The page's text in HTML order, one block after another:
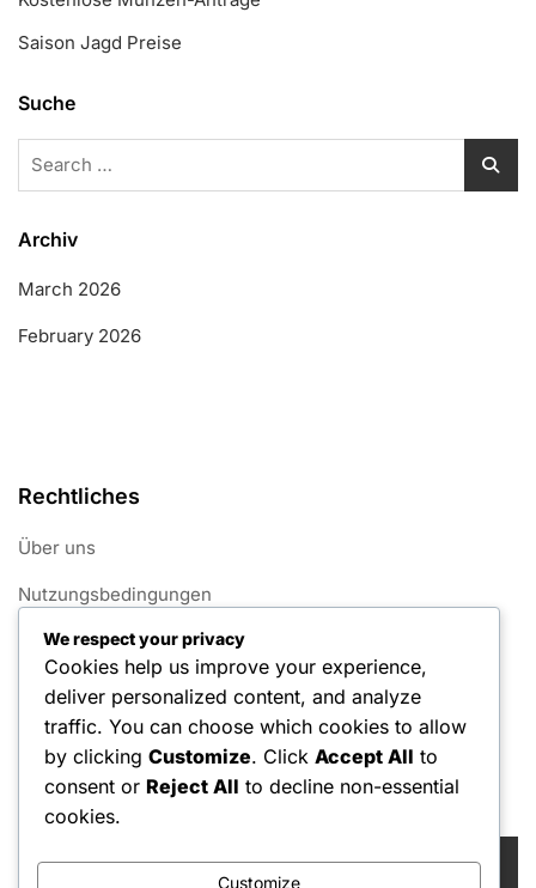
Saison Jagd Preise
Suche
Archiv
March 2026
February 2026
Rechtliches
Über uns
Nutzungsbedingungen
Datenschutzrichtlinie
Kontaktieren Sie uns
Cookie-Richtlinie
Suche
We respect your privacy
Cookies help us improve your experience,
deliver personalized content, and analyze
traffic. You can choose which cookies to allow
by clicking Customize. Click Accept All to
consent or Reject All to decline non-essential
cookies.
Customize